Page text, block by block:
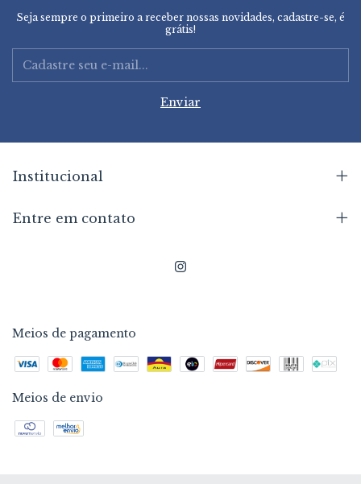
Seja sempre o primeiro a receber nossas novidades, cadastre-se, é
grátis!
Institucional
Entre em contato
Meios de pagamento
Meios de envio